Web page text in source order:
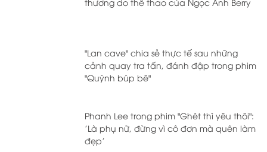
"Lan cave" chia sẻ thực tế sau những
cảnh quay tra tấn, đánh đập trong phim
"Quỳnh búp bê"
Phanh Lee trong phim "Ghét thì yêu thôi":
'Là phụ nữ, đừng vì cô đơn mà quên làm
đẹp'